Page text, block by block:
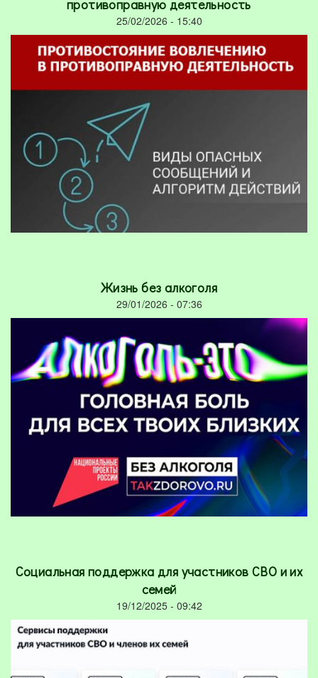
противоправную деятельность
25/02/2026 - 15:40
Жизнь без алкоголя
29/01/2026 - 07:36
Социальная поддержка для участников СВО и их
семей
19/12/2025 - 09:42